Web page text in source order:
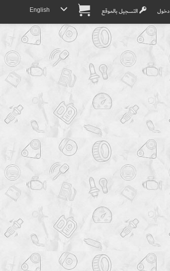
دخول التسجيل بالموقع English